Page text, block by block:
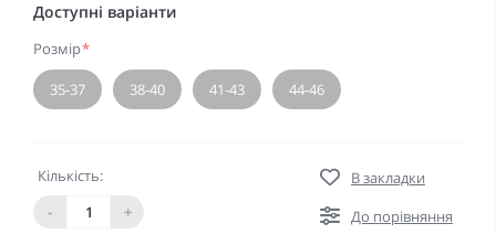
Доступні варіанти
Розмір*
35-37 38-40 41-43 44-46
Кількість:
-
+
В закладки
До порівняння